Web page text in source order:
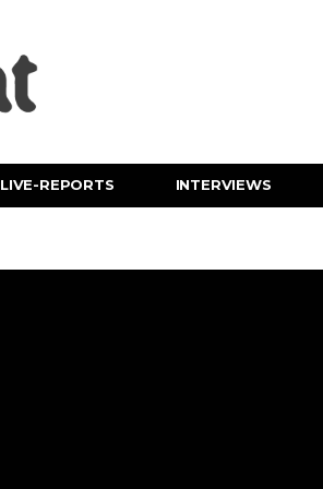
LIVE-REPORTS INTERVIEWS